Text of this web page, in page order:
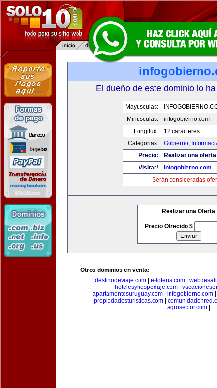
El dueño de este dominio lo
Mayusculas:
Minusculas:
infogobierno.com
Longitud:
12 caracteres
Categorias:
Gobierno,
Precio:
Realizar una
Visitar!
infogobierno.com
Serán consideradas
Realizar una Oferta
Precio Ofrecido $
Otros dominios en venta:
destinodeviaje.com
e-loteria.com
hotelesyhospedaje.com
apartamentosuruguay.com
infogobierno.com
propiedadesturisticas.com|
agrosector.com|